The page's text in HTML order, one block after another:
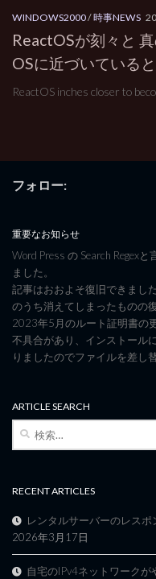
WINDOWS2000/時事NEWS
ReactOSが刻々と
OSに近づいている
ReactOS inches closer to
フォロー:
重要なお知らせ
Word Press の Search Regex
ました。
記事はおおよそ復旧できました
のうち消えてしまったものの
2023年5月のルート証明書の
不具合があり、インストール
りましたのでファイルを差し
ARTICLE SEARCH
検
RECENT ARTICLES
レンタルサーバーのレス
2026年3月17日
自宅のIPv4ネットワークが